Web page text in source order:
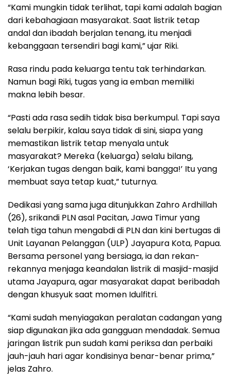
“Kami mungkin tidak terlihat, tapi kami adalah bagian
dari kebahagiaan masyarakat. Saat listrik tetap
andal dan ibadah berjalan tenang, itu menjadi
kebanggaan tersendiri bagi kami,” ujar Riki.
Rasa rindu pada keluarga tentu tak terhindarkan.
Namun bagi Riki, tugas yang ia emban memiliki
makna lebih besar.
“Pasti ada rasa sedih tidak bisa berkumpul. Tapi saya
selalu berpikir, kalau saya tidak di sini, siapa yang
memastikan listrik tetap menyala untuk
masyarakat? Mereka (keluarga) selalu bilang,
‘Kerjakan tugas dengan baik, kami bangga!’ Itu yang
membuat saya tetap kuat,” tuturnya.
Dedikasi yang sama juga ditunjukkan Zahro Ardhillah
(26), srikandi PLN asal Pacitan, Jawa Timur yang
telah tiga tahun mengabdi di PLN dan kini bertugas di
Unit Layanan Pelanggan (ULP) Jayapura Kota, Papua.
Bersama personel yang bersiaga, ia dan rekan-
rekannya menjaga keandalan listrik di masjid-masjid
utama Jayapura, agar masyarakat dapat beribadah
dengan khusyuk saat momen Idulfitri.
“Kami sudah menyiagakan peralatan cadangan yang
siap digunakan jika ada gangguan mendadak. Semua
jaringan listrik pun sudah kami periksa dan perbaiki
jauh-jauh hari agar kondisinya benar-benar prima,”
jelas Zahro.